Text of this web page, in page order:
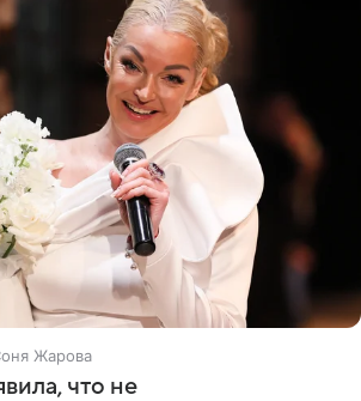
Жарова
что не